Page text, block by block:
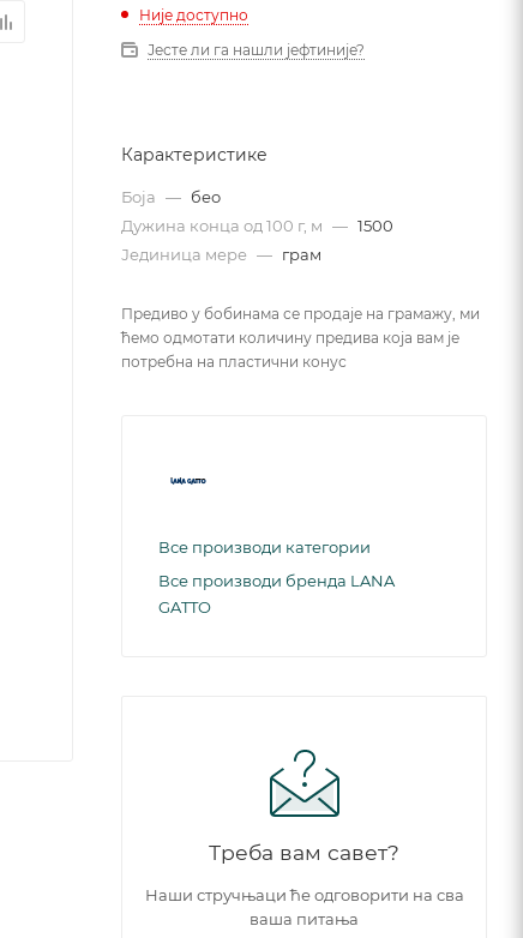
Није доступно
Јесте ли га нашли јефтиније?
Карактеристике
Боја — бео
Дужина конца од 100 г, м — 1500
Јединица мере — грам
Предиво у бобинама се продаје на грамажу, ми
ћемо одмотати количину предива која вам је
потребна на пластични конус
Все производи категории
Все производи бренда LANA
GATTO
Треба вам савет?
Наши стручњаци ће одговорити на сва
ваша питања